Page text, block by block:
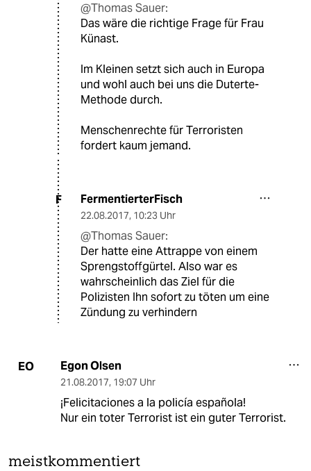
@Thomas Sauer:
Das wäre die richtige Frage für Frau
Künast.
Im Kleinen setzt sich auch in Europa
und wohl auch bei uns die Duterte-
Methode durch.
Menschenrechte für Terroristen
fordert kaum jemand.
F FermentierterFisch
22.08.2017, 10:23 Uhr
@Thomas Sauer:
Der hatte eine Attrappe von einem
Sprengstoffgürtel. Also war es
wahrscheinlich das Ziel für die
Polizisten Ihn sofort zu töten um eine
Zündung zu verhindern
EO Egon Olsen
21.08.2017, 19:07 Uhr
¡Felicitaciones a la policía española!
Nur ein toter Terrorist ist ein guter Terrorist.
meistkommentiert